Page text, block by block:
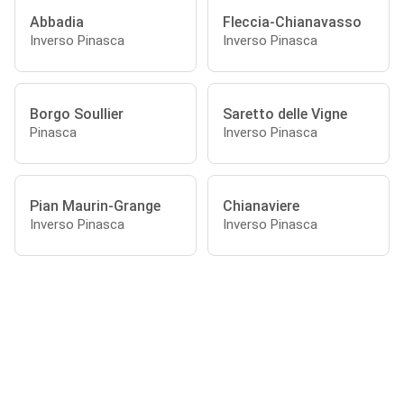
Abbadia
Inverso Pinasca
Fleccia-Chianavasso
Inverso Pinasca
Borgo Soullier
Pinasca
Saretto delle Vigne
Inverso Pinasca
Pian Maurin-Grange
Inverso Pinasca
Chianaviere
Inverso Pinasca